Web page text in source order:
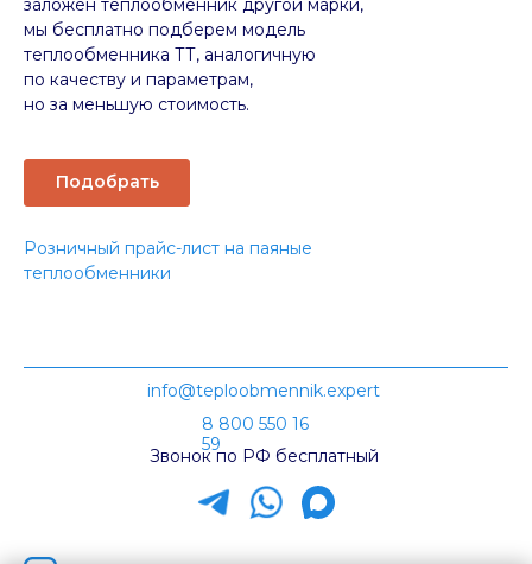
Подобрать
заложен теплообменник другой марки,
мы бесплатно подберем модель
теплообменника ТТ, аналогичную
по качеству и параметрам,
но за меньшую стоимость.
Розничный прайс-лист на паяные
теплообменники
Звонок по РФ бесплатный
8 800 550 16
59
info@teploobmennik.expert